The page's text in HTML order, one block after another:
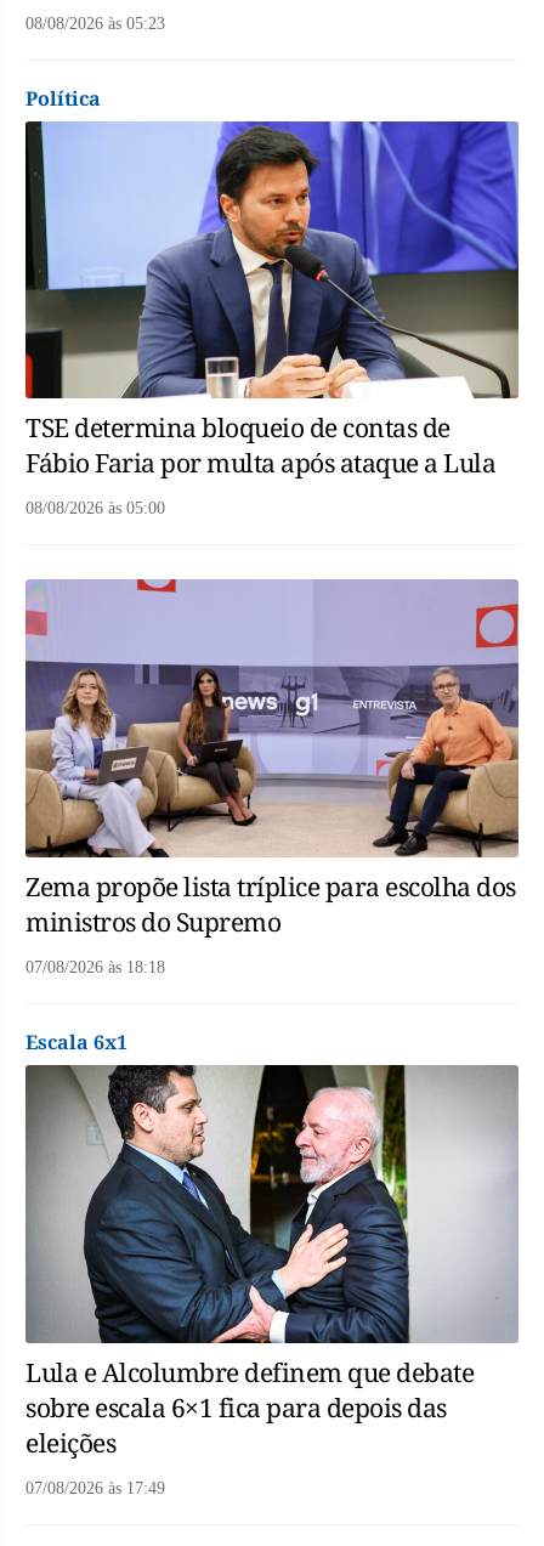
08/08/2026 às 05:23
Política
TSE determina bloqueio de contas de
Fábio Faria por multa após ataque a Lula
08/08/2026 às 05:00
Zema propõe lista tríplice para escolha dos
ministros do Supremo
07/08/2026 às 18:18
Escala 6x1
Lula e Alcolumbre definem que debate
sobre escala 6×1 fica para depois das
eleições
07/08/2026 às 17:49